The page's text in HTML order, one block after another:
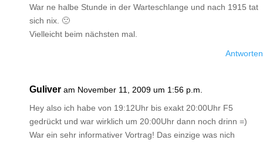
War ne halbe Stunde in der Warteschlange und nach 1915 tat
sich nix. 🙁
Vielleicht beim nächsten mal.
Antworten
Guliver am November 11, 2009 um 1:56 p.m.
Hey also ich habe von 19:12Uhr bis exakt 20:00Uhr F5
gedrückt und war wirklich um 20:00Uhr dann noch drinn =)
War ein sehr informativer Vortrag! Das einzige was nich